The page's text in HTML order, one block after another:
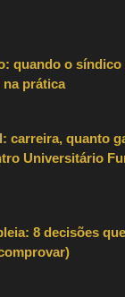
quando o
prática
carreira, quanto
Universitário
8 decisões